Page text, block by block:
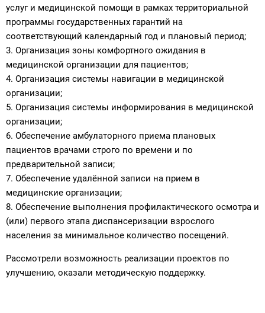
услуг и медицинской помощи в рамках территориальной
программы государственных гарантий на
соответствующий календарный год и плановый период;
3. ⁠Организация зоны комфортного ожидания в
медицинской организации для пациентов;
4. ⁠Организация системы навигации в медицинской
организации;
5. ⁠Организация системы информирования в медицинской
организации;
6. ⁠Обеспечение амбулаторного приема плановых
пациентов врачами строго по времени и по
предварительной записи;
7. ⁠Обеспечение удалённой записи на прием в
медицинские организации;
8. ⁠Обеспечение выполнения профилактического осмотра и
(или) первого этапа диспансеризации взрослого
населения за минимальное количество посещений.
Рассмотрели возможность реализации проектов по
улучшению, оказали методическую поддержку.